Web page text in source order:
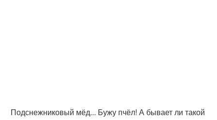
Подснежниковый мёд... Бужу пчёл! А бывает ли такой